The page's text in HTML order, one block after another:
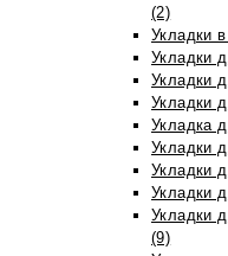
(2)
Укладки
Укладки
Укладки
Укладки
Укладка
Укладки
Укладки
Укладки
Укладки
(9)